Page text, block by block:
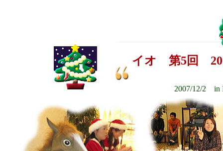
イオ 第5回
2007/12/2 in